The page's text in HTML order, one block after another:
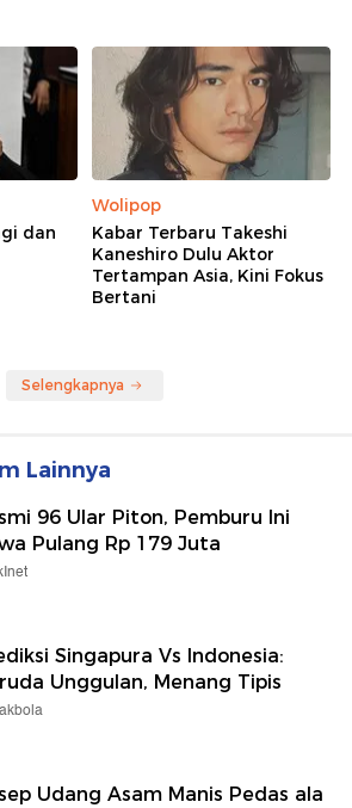
dan
Wolipop
Kabar Terbaru Takeshi
Kaneshiro Dulu Aktor
Tertampan Asia, Kini Fokus
Bertani
Selengkapnya
Lainnya
96 Ular Piton, Pemburu Ini
Pulang Rp 179 Juta
Singapura Vs Indonesia:
Unggulan, Menang Tipis
Udang Asam Manis Pedas ala